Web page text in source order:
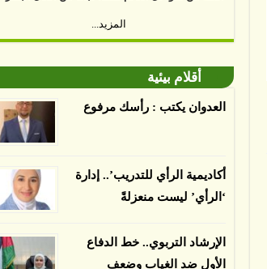
اعتمادها على أنها مستدامة تدمرت بشكل أسرع من
الأرض غير المعتمدة، وذلك حسب دراسة كشفت
الغطاء عن أي ادعاءات تقول بأن الزيت يمكن ألا
يسبب الدمار. وكشفت الدراسة فقدان المناطق
بينما فقدت المناطق غير المعتمدة 34 في المئة، وفقاً
المزيد...
أقلام بيئية
العدوان يكتب : رأسك مرفوع
أكاديمية الرأي للتدريب’.. إدارة
‘الرأي’ ليست منعزلةً
الإرشاد التربوي.. خط الدفاع
الأول ضد الغياب وضعف